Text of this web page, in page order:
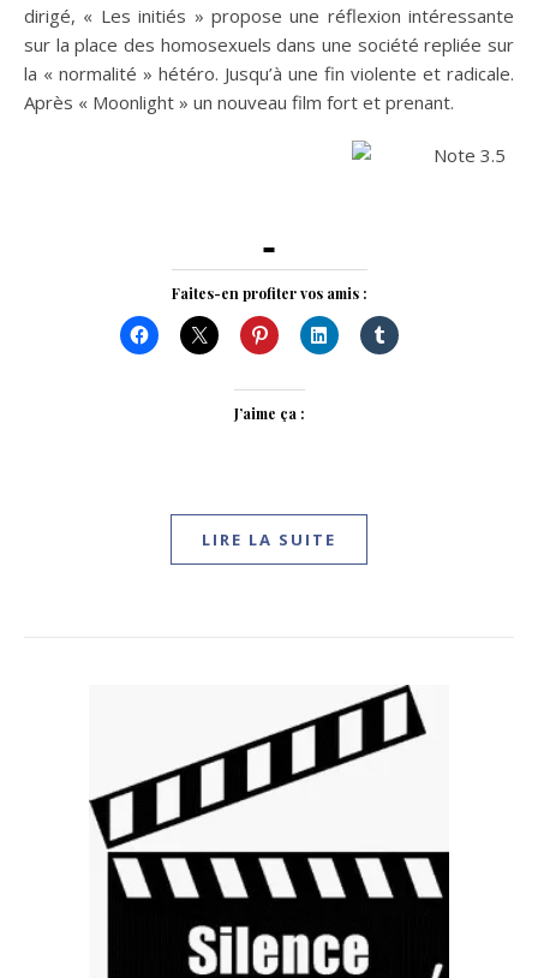
dirigé, « Les initiés » propose une réflexion intéressante
sur la place des homosexuels dans une société repliée sur
la « normalité » hétéro. Jusqu’à une fin violente et radicale.
Après « Moonlight » un nouveau film fort et prenant.
Faites-en profiter vos amis :
J’aime ça :
LIRE LA SUITE